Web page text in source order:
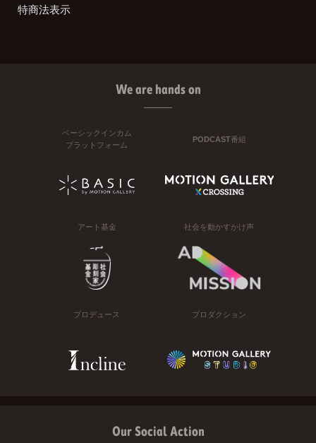
特商法表示
We are hands on
ベーシックインカム
プラットフォーム
PODCAST番組
アート基金 社会を動かすかけ声
プロデュース プロダクション
Our Social Action